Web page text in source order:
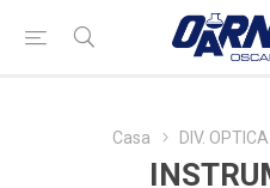
Casa DIV. OPTICA